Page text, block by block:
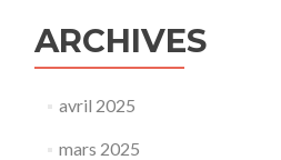
ARCHIVES
avril 2025
mars 2025